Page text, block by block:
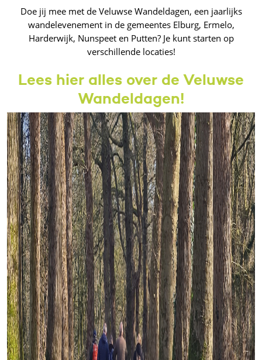
Doe jij mee met de Veluwse Wandeldagen, een jaarlijks
wandelevenement in de gemeentes Elburg, Ermelo,
Harderwijk, Nunspeet en Putten? Je kunt starten op
verschillende locaties!
Lees hier alles over de Veluwse
Wandeldagen!